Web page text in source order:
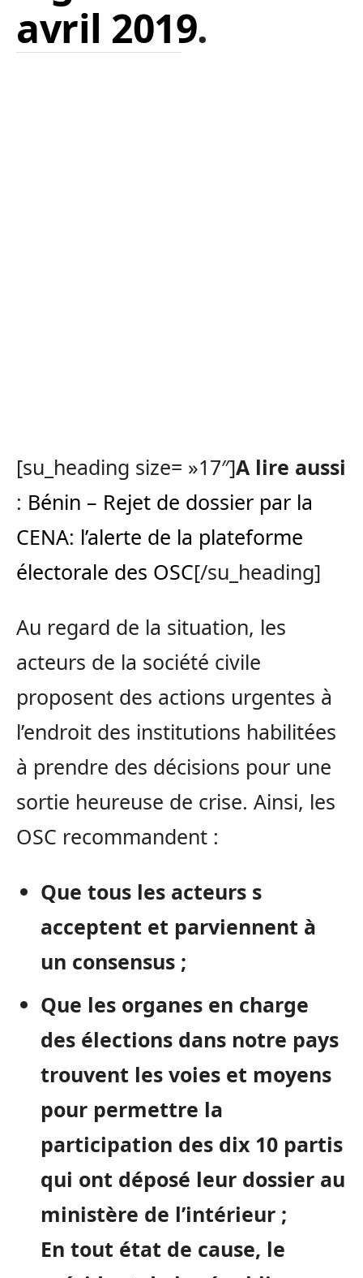
avril 2019.
[su_heading size= »17″]A lire aussi
: Bénin – Rejet de dossier par la
CENA: l’alerte de la plateforme
électorale des OSC[/su_heading]
Au regard de la situation, les
acteurs de la société civile
proposent des actions urgentes à
l’endroit des institutions habilitées
à prendre des décisions pour une
sortie heureuse de crise. Ainsi, les
OSC recommandent :
Que tous les acteurs s
acceptent et parviennent à
un consensus ;
Que les organes en charge
des élections dans notre pays
trouvent les voies et moyens
pour permettre la
participation des dix 10 partis
qui ont déposé leur dossier au
ministère de l’intérieur ;
En tout état de cause, le